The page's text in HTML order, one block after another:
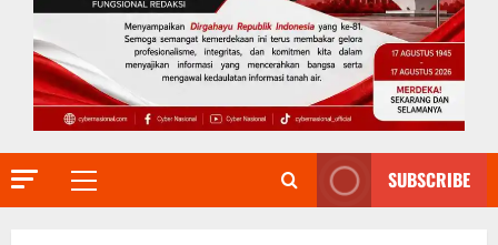
Primary
SUBSCRIBE